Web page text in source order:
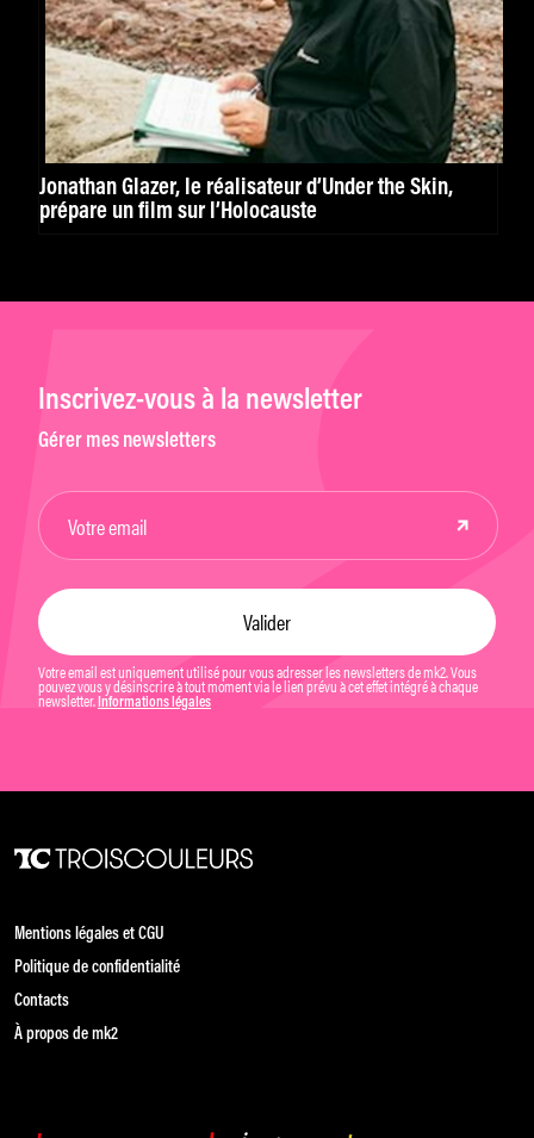
Jonathan Glazer, le réalisateur d’Under the Skin,
prépare un film sur l’Holocauste
Inscrivez-vous à la newsletter
Gérer mes newsletters
Votre email est uniquement utilisé pour vous adresser les newsletters de mk2. Vous
pouvez vous y désinscrire à tout moment via le lien prévu à cet effet intégré à chaque
newsletter. Informations légales
Mentions légales et CGU
Politique de confidentialité
Contacts
À propos de mk2